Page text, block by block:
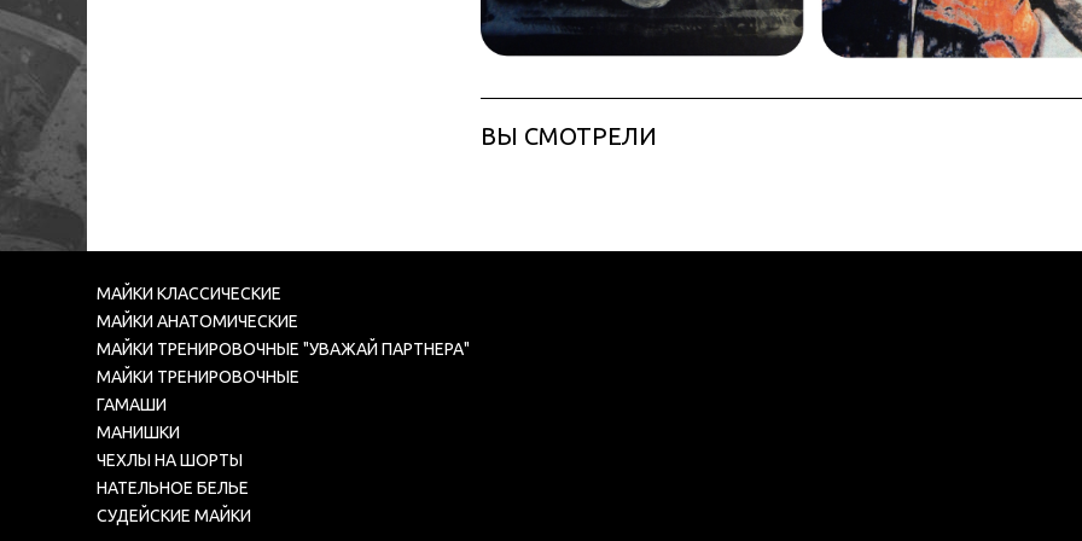
ВЫ СМОТРЕЛИ
МАЙКИ КЛАССИЧЕСКИЕ
МАЙКИ АНАТОМИЧЕСКИЕ
МАЙКИ ТРЕНИРОВОЧНЫЕ "УВАЖАЙ ПАРТНЕРА"
МАЙКИ ТРЕНИРОВОЧНЫЕ
ГАМАШИ
МАНИШКИ
ЧЕХЛЫ НА ШОРТЫ
НАТЕЛЬНОЕ БЕЛЬЕ
СУДЕЙСКИЕ МАЙКИ